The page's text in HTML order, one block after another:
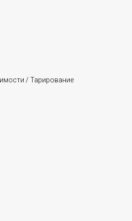
/ Тарирование